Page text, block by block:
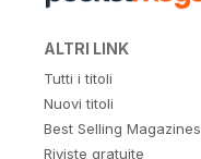
ALTRI LINK
Tutti i titoli
Nuovi titoli
Best Selling Magazines
Riviste gratuite